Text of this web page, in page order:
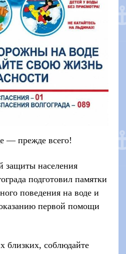
— прежде всего!
защиты населения
подготовил памятки
поведения на воде и
первой помощи
близких, соблюдайте